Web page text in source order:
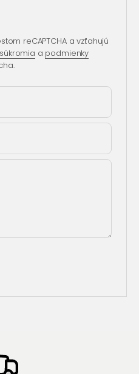
reCAPTCHA a vzťahujú
a podmienky